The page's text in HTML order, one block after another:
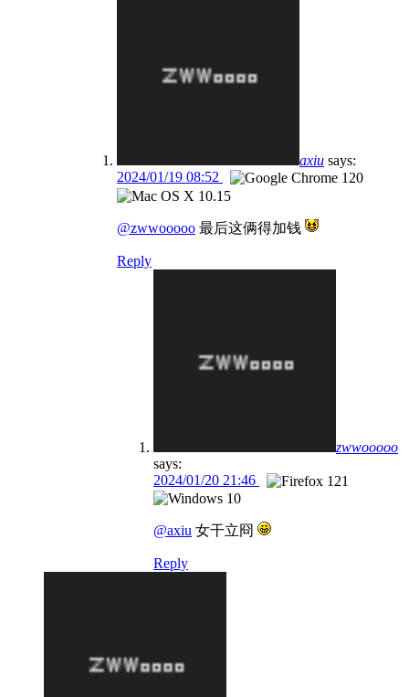
axiu says:
2024/01/19 08:52
@zwwooooo 最后这俩得加钱
Reply
zwwooooo
says:
2024/01/20 21:46
@axiu 女干立冏
Reply